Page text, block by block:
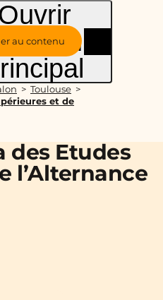
au contenu
menu
Toulouse
et de
des Etudes
l’Alternance